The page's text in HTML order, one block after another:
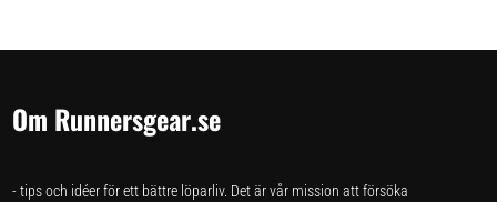
Om Runnersgear.se
- tips och idéer för ett bättre löparliv. Det är vår mission att försöka